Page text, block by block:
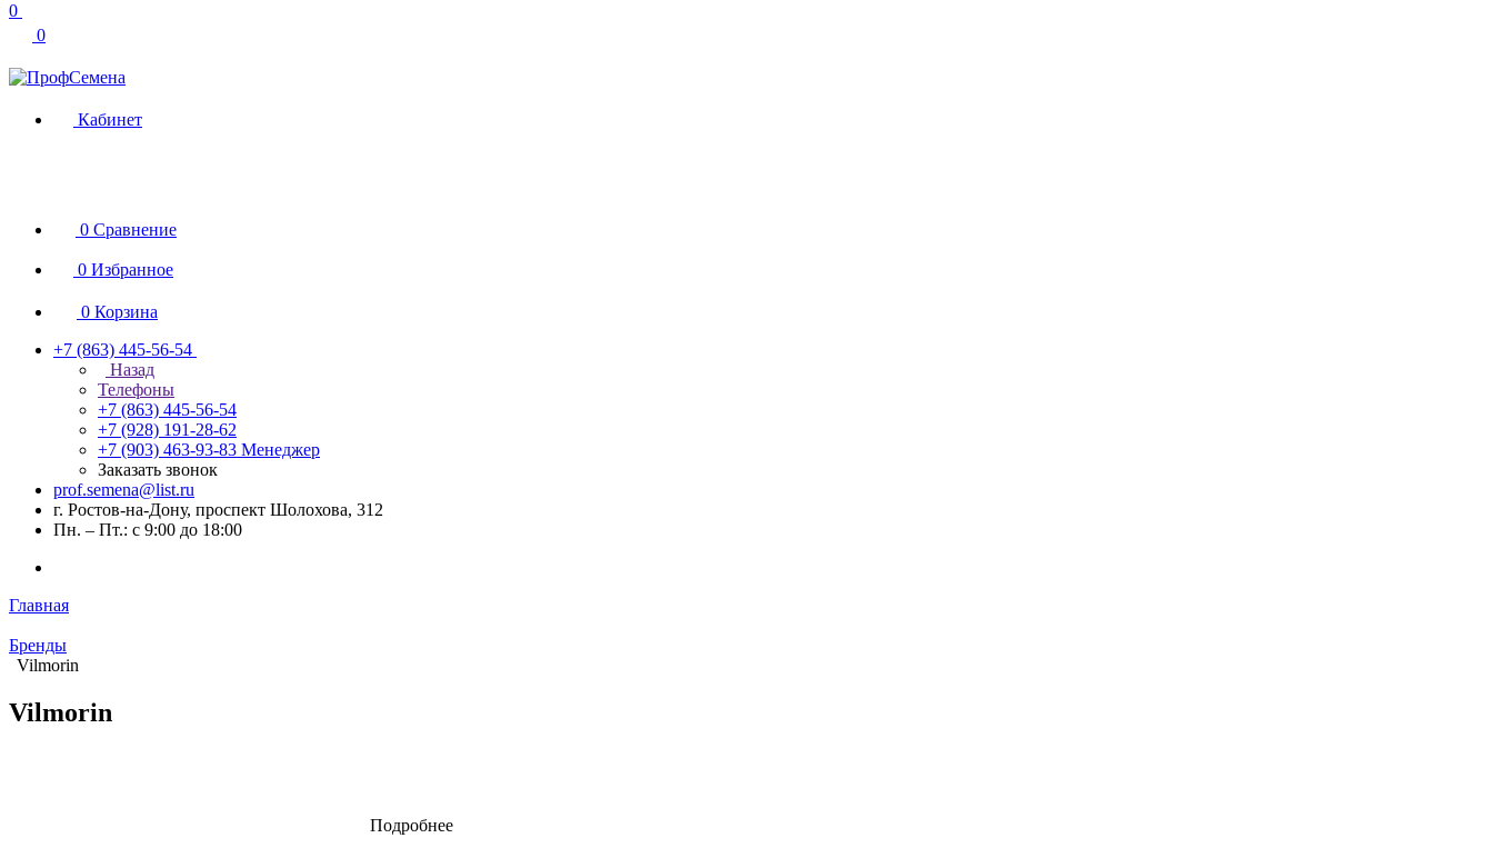
0
0
Кабинет
0 Сравнение
0 Избранное
0 Корзина
+7 (863) 445-56-54
Назад
Телефоны
+7 (863) 445-56-54
+7 (928) 191-28-62
+7 (903) 463-93-83 Менеджер
Заказать звонок
prof.semena@list.ru
г. Ростов-на-Дону, проспект Шолохова, 312
Пн. – Пт.: с 9:00 до 18:00
Главная
Бренды
Vilmorin
Vilmorin
Подробнее